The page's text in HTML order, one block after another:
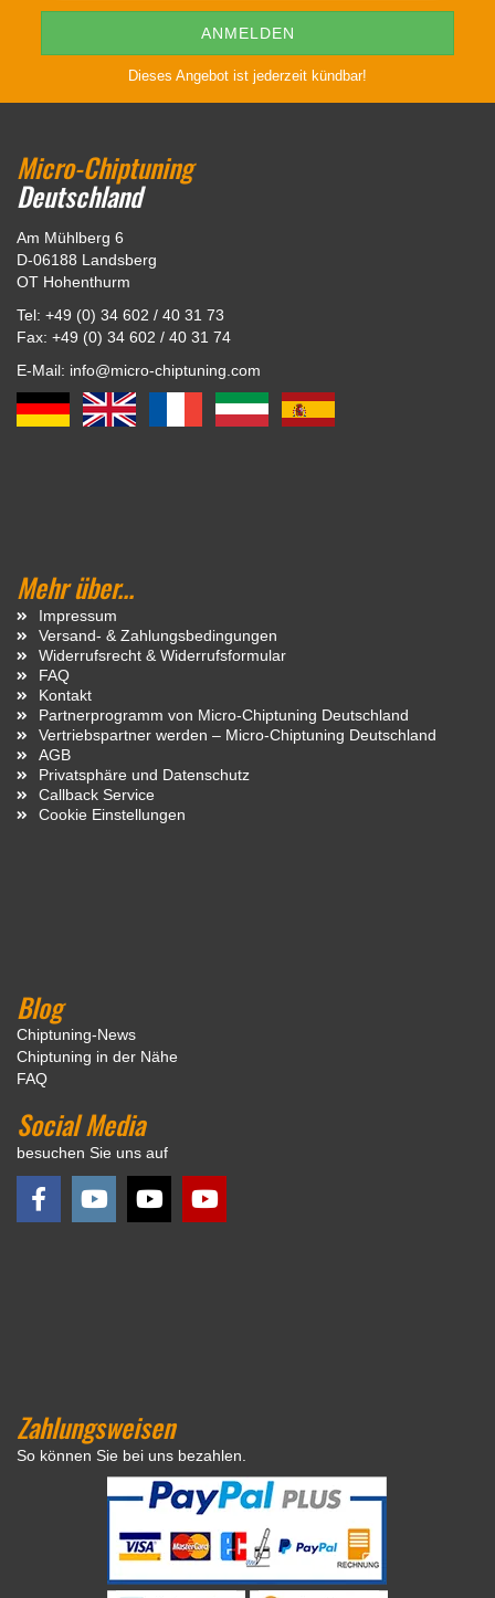
Dieses Angebot ist jederzeit kündbar!
Micro-Chiptuning
Deutschland
Am Mühlberg 6
D-06188 Landsberg
OT Hohenthurm
Tel: +49 (0) 34 602 / 40 31 73
Fax: +49 (0) 34 602 / 40 31 74
E-Mail: info@micro-chiptuning.com
Mehr über...
Impressum
Versand- & Zahlungsbedingungen
Widerrufsrecht & Widerrufsformular
FAQ
Kontakt
Partnerprogramm von Micro-Chiptuning Deutschland
Vertriebspartner werden – Micro-Chiptuning Deutschland
AGB
Privatsphäre und Datenschutz
Callback Service
Cookie Einstellungen
Blog
Chiptuning-News
Chiptuning in der Nähe
FAQ
Social Media
besuchen Sie uns auf
Zahlungsweisen
So können Sie bei uns bezahlen.